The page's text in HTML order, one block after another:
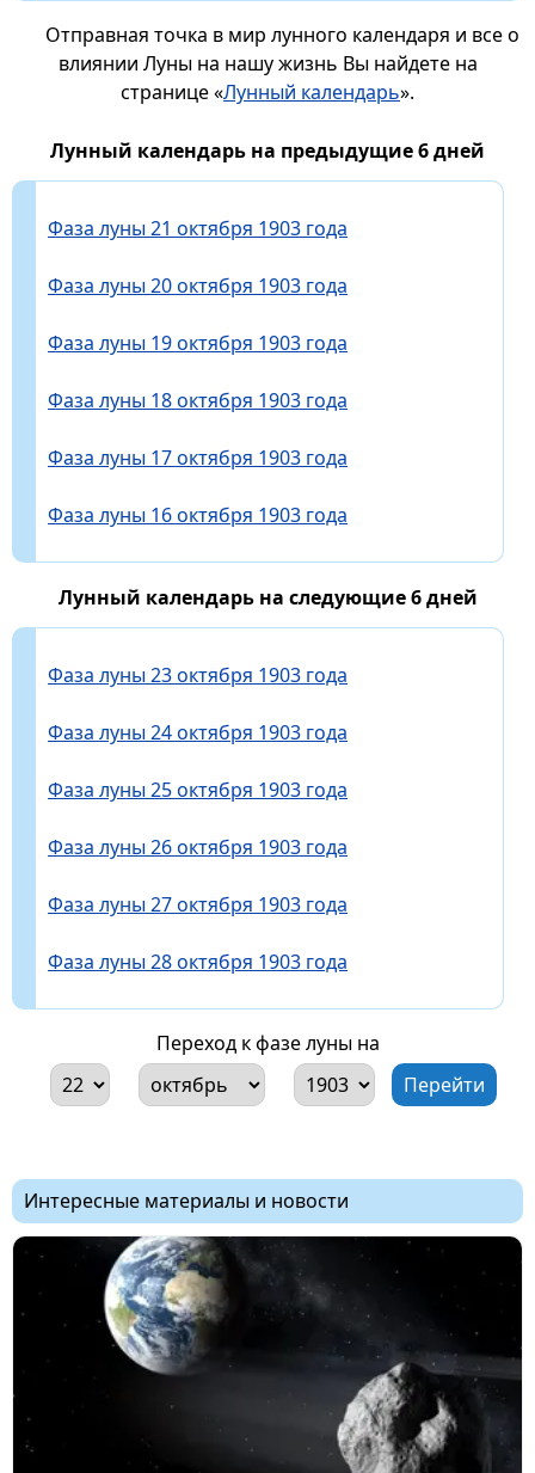
Отправная точка в мир лунного календаря и все о
влиянии Луны на нашу жизнь Вы найдете на
странице «Лунный календарь».
Лунный календарь на предыдущие 6 дней
Фаза луны 21 октября 1903 года
Фаза луны 20 октября 1903 года
Фаза луны 19 октября 1903 года
Фаза луны 18 октября 1903 года
Фаза луны 17 октября 1903 года
Фаза луны 16 октября 1903 года
Лунный календарь на следующие 6 дней
Фаза луны 23 октября 1903 года
Фаза луны 24 октября 1903 года
Фаза луны 25 октября 1903 года
Фаза луны 26 октября 1903 года
Фаза луны 27 октября 1903 года
Фаза луны 28 октября 1903 года
Переход к фазе луны на
Интересные материалы и новости